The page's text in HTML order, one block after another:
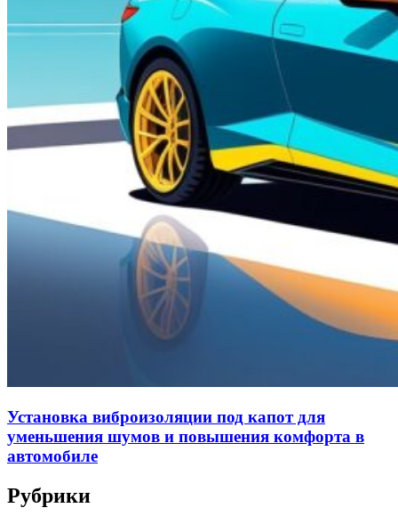
Установка виброизоляции под капот для
уменьшения шумов и повышения комфорта в
автомобиле
Рубрики